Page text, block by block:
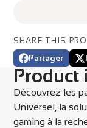
SHARE THIS
Partager
Partager
sur
Facebook
Ouvre
dans
une
fenêtre.
sur
Product
Découvrez les
Universel, la
gaming à la